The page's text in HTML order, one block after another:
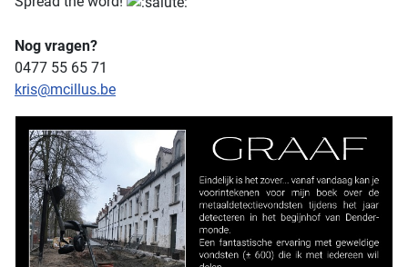
Nog vragen?
0477 55 65 71
kris@mcillus.be